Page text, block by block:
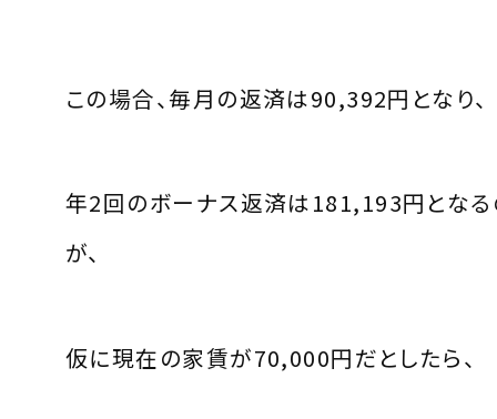
この場合、毎月の返済は90,392円となり、
年2回のボーナス返済は181,193円とな
が、
仮に現在の家賃が70,000円だとしたら、